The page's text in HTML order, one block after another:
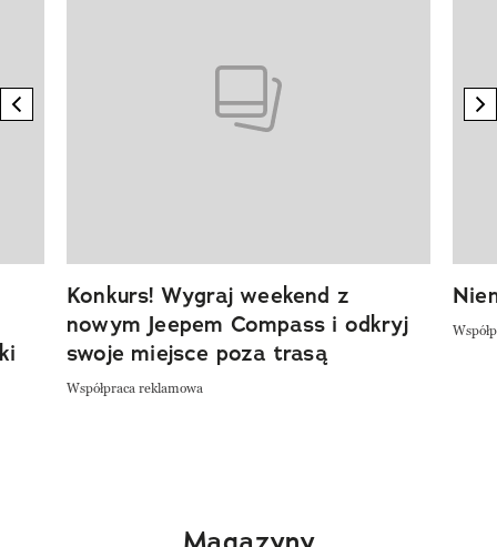
previous element
Konkurs! Wygraj weekend z
nowym Jeepem Compass i odkryj
swoje miejsce poza trasą
Współpraca reklamowa